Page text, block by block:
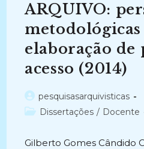
ARQUIVO:
metodológicas
elaboração de
acesso (2014)
Autor
do
pesquisasarquivisticas
Categoria
Dissertações / Docente
Gilberto Gomes Cândido